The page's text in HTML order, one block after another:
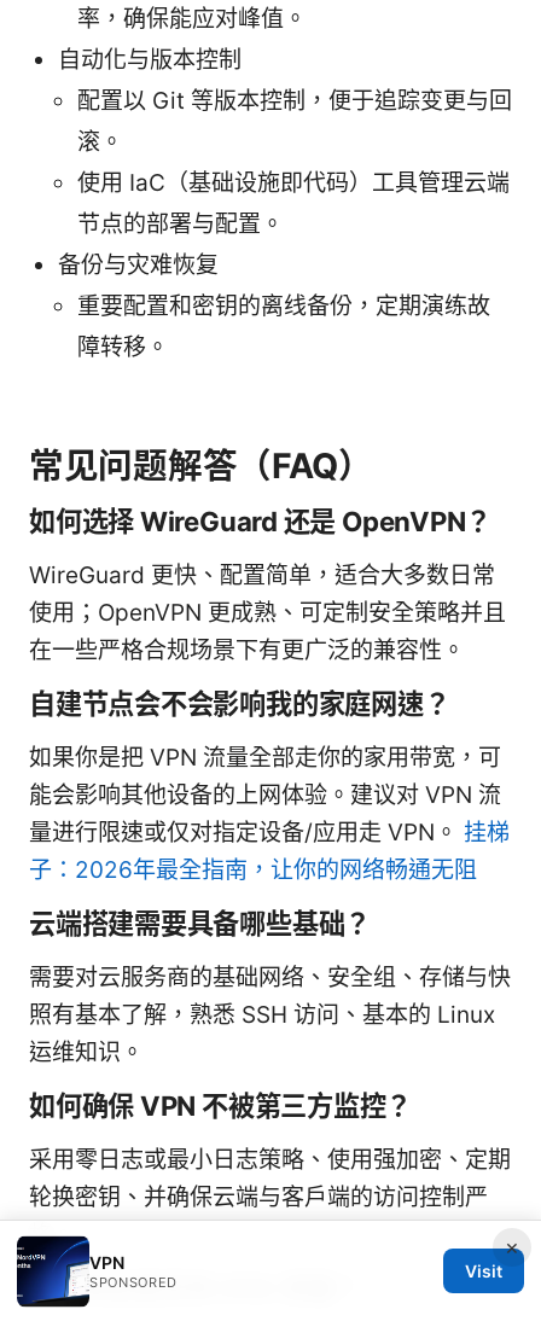
率，确保能应对峰值。
自动化与版本控制
配置以 Git 等版本控制，便于追踪变更与回
滚。
使用 IaC（基础设施即代码）工具管理云端
节点的部署与配置。
备份与灾难恢复
重要配置和密钥的离线备份，定期演练故
障转移。
常见问题解答（FAQ）
如何选择 WireGuard 还是 OpenVPN？
WireGuard 更快、配置简单，适合大多数日常
使用；OpenVPN 更成熟、可定制安全策略并且
在一些严格合规场景下有更广泛的兼容性。
自建节点会不会影响我的家庭网速？
如果你是把 VPN 流量全部走你的家用带宽，可
能会影响其他设备的上网体验。建议对 VPN 流
量进行限速或仅对指定设备/应用走 VPN。 挂梯
子：2026年最全指南，让你的网络畅通无阻
云端搭建需要具备哪些基础？
需要对云服务商的基础网络、安全组、存储与快
照有基本了解，熟悉 SSH 访问、基本的 Linux
运维知识。
如何确保 VPN 不被第三方监控？
采用零日志或最小日志策略、使用强加密、定期
轮换密钥、并确保云端与客户端的访问控制严
格。
如何验证是否有 DNS 泄漏？
×
VPN
SPONSORED
Visit